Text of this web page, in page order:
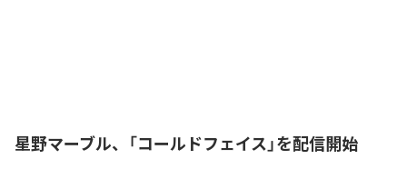
星野マーブル、「コールドフェイス」を配信開始